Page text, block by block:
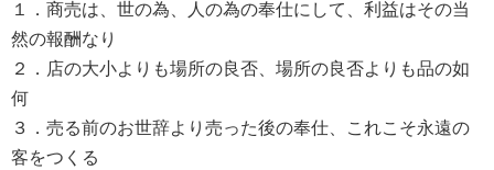
１．商売は、世の為、人の為の奉仕にして、利益はその当
然の報酬なり
２．店の大小よりも場所の良否、場所の良否よりも品の如
何
３．売る前のお世辞より売った後の奉仕、これこそ永遠の
客をつくる